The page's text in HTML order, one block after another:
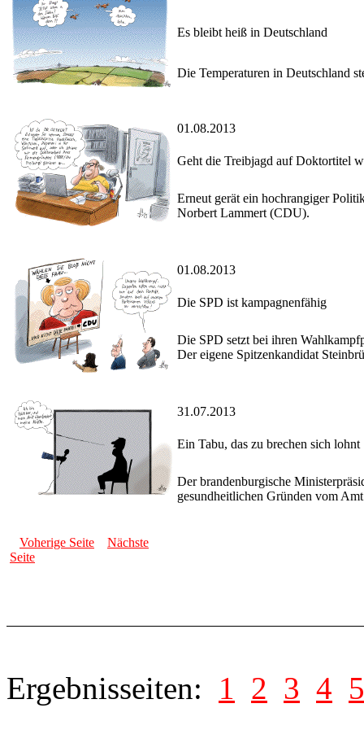
Es bleibt heiß in Deutschland
Die Temperaturen in Deutschland
01.08.2013
Geht die Treibjagd auf Doktortitel
Erneut gerät ein hochrangiger
Norbert Lammert (CDU).
01.08.2013
Die SPD ist kampagnenfähig
Die SPD setzt bei ihren
Der eigene Spitzenkandidat
31.07.2013
Ein Tabu, das zu brechen sich lohnt
Der brandenburgische
gesundheitlichen Gründen vom
Voherige Seite
Nächste
Seite
Ergebnisseiten: 1 2 3 4 5